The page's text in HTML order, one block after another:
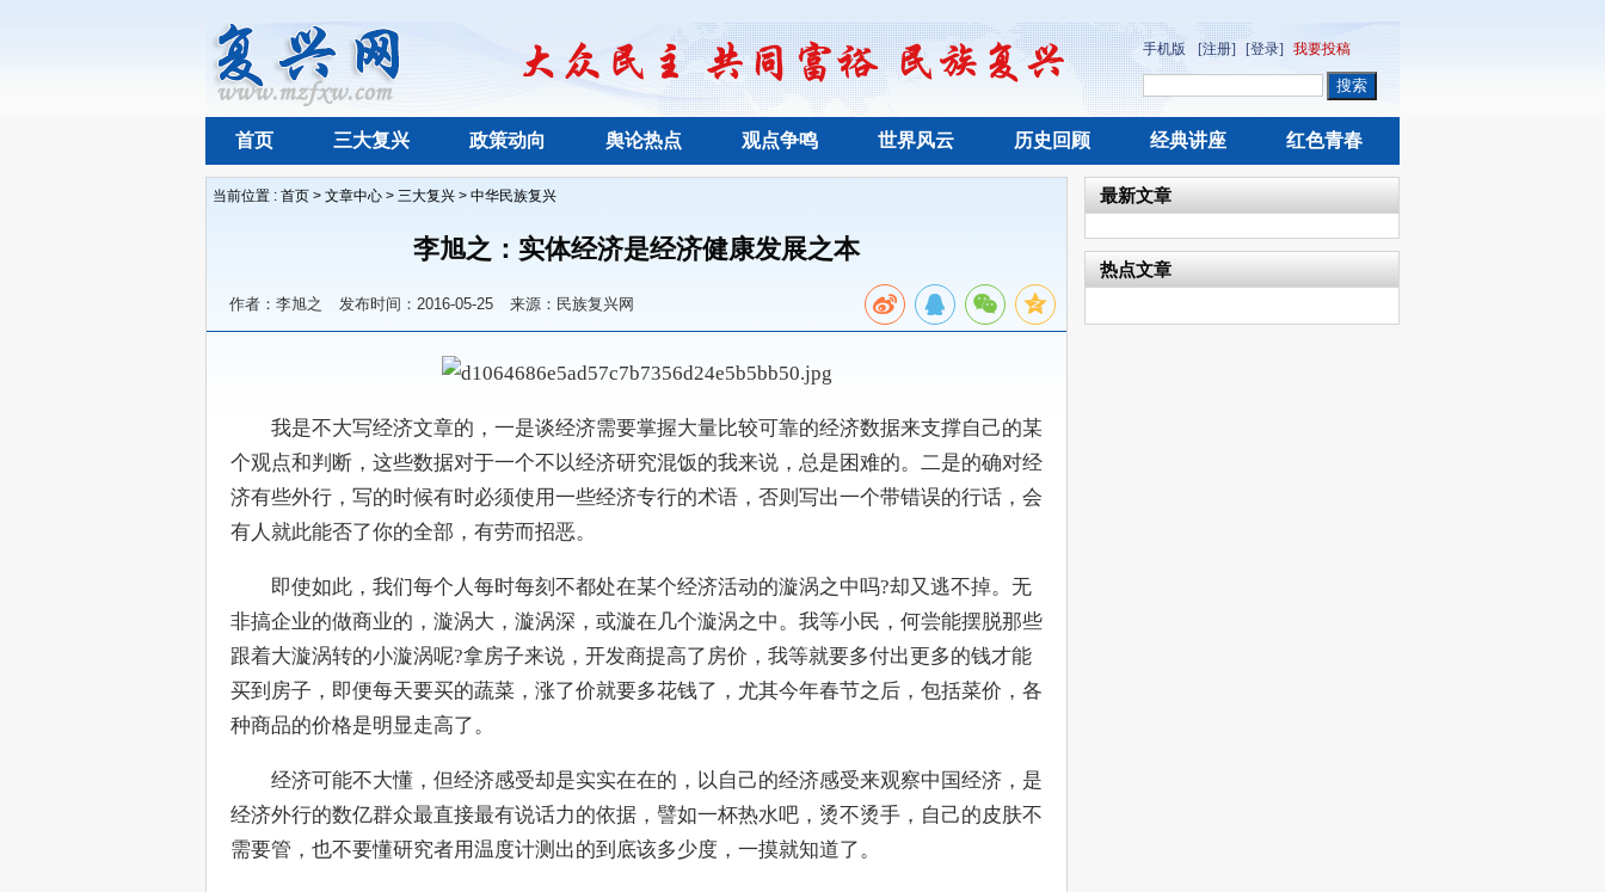
手机版 [注册] [登录] 我要投稿
首页 三大复兴 政策动向 舆论热点 观点争鸣 世界风云 历史回顾 经典讲座 红色青春
当前位置 : 首页 > 文章中心 > 三大复兴 > 中华民族复兴
李旭之：实体经济是经济健康发展之本
作者：李旭之 发布时间：2016-05-25 来源：民族复兴网
我是不大写经济文章的，一是谈经济需要掌握大量比较可靠的经济数据来支撑自己的某
个观点和判断，这些数据对于一个不以经济研究混饭的我来说，总是困难的。二是的确对经
济有些外行，写的时候有时必须使用一些经济专行的术语，否则写出一个带错误的行话，会
有人就此能否了你的全部，有劳而招恶。
即使如此，我们每个人每时每刻不都处在某个经济活动的漩涡之中吗?却又逃不掉。无
非搞企业的做商业的，漩涡大，漩涡深，或漩在几个漩涡之中。我等小民，何尝能摆脱那些
跟着大漩涡转的小漩涡呢?拿房子来说，开发商提高了房价，我等就要多付出更多的钱才能
买到房子，即便每天要买的蔬菜，涨了价就要多花钱了，尤其今年春节之后，包括菜价，各
种商品的价格是明显走高了。
经济可能不大懂，但经济感受却是实实在在的，以自己的经济感受来观察中国经济，是
经济外行的数亿群众最直接最有说话力的依据，譬如一杯热水吧，烫不烫手，自己的皮肤不
需要管，也不要懂研究者用温度计测出的到底该多少度，一摸就知道了。
最新文章
热点文章